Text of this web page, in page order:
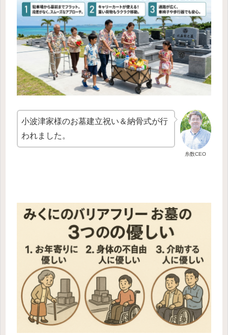
糸数CEO
小波津家様のお墓建立祝い＆納骨式が行
われました。